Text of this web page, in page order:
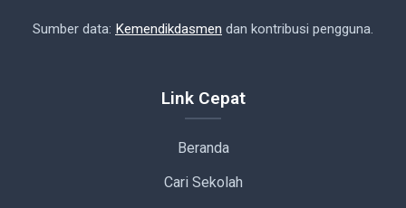
Sumber data: Kemendikdasmen dan kontribusi pengguna.
Link Cepat
Beranda
Cari Sekolah